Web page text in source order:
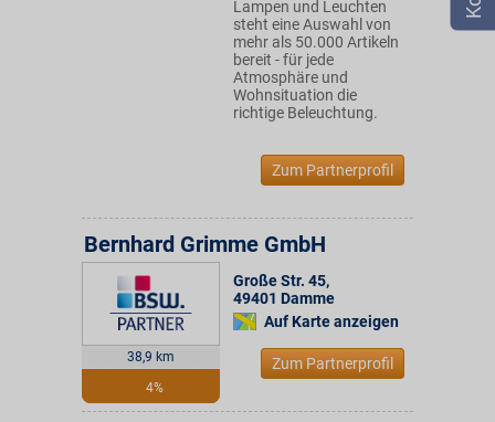
Lampen und Leuchten
steht eine Auswahl von
mehr als 50.000 Artikeln
bereit - für jede
Atmosphäre und
Wohnsituation die
richtige Beleuchtung.
Zum Partnerprofil
38,9 km
4%
Bernhard Grimme GmbH
Große Str. 45,
49401 Damme
Auf Karte anzeigen
Zum Partnerprofil